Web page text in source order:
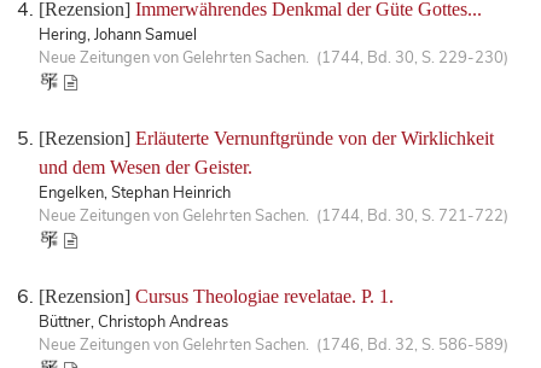
[Rezension] Immerwährendes Denkmal der Güte Gottes...
Hering, Johann Samuel
Neue Zeitungen von Gelehrten Sachen. (1744, Bd. 30, S. 229-230)
[Rezension] Erläuterte Vernunftgründe von der Wirklichkeit
und dem Wesen der Geister.
Engelken, Stephan Heinrich
Neue Zeitungen von Gelehrten Sachen. (1744, Bd. 30, S. 721-722)
[Rezension] Cursus Theologiae revelatae. P. 1.
Büttner, Christoph Andreas
Neue Zeitungen von Gelehrten Sachen. (1746, Bd. 32, S. 586-589)